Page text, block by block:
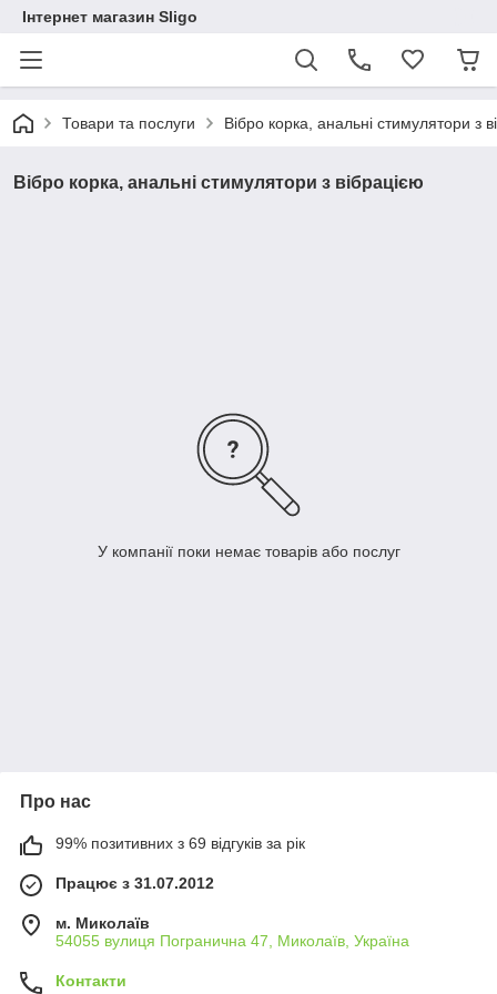
Інтернет магазин Sligo
Товари та послуги Вібро корка, анальні стимулятори з
Вібро корка, анальні стимулятори з вібрацією
У компанії поки немає товарів або послуг
Про нас
99% позитивних з 69 відгуків за рік
Працює з 31.07.2012
м. Миколаїв
54055 вулиця Погранична 47, Миколаїв, Україна
Контакти